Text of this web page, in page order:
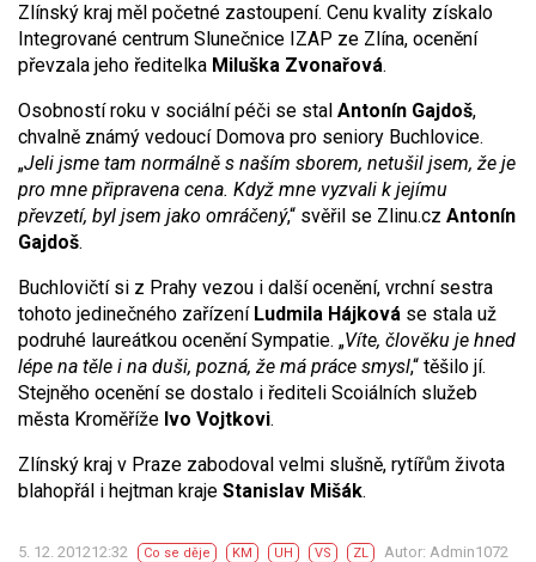
Zlínský kraj měl početné zastoupení. Cenu kvality získalo
Integrované centrum Slunečnice IZAP ze Zlína, ocenění
převzala jeho ředitelka Miluška Zvonařová.
Osobností roku v sociální péči se stal Antonín Gajdoš,
chvalně známý vedoucí Domova pro seniory Buchlovice.
„Jeli jsme tam normálně s naším sborem, netušil jsem, že je
pro mne připravena cena. Když mne vyzvali k jejímu
převzetí, byl jsem jako omráčený,“ svěřil se Zlinu.cz Antonín
Gajdoš.
Buchlovičtí si z Prahy vezou i další ocenění, vrchní sestra
tohoto jedinečného zařízení Ludmila Hájková se stala už
podruhé laureátkou ocenění Sympatie. „Víte, člověku je hned
lépe na těle i na duši, pozná, že má práce smysl,“ těšilo jí.
Stejněho ocenění se dostalo i řediteli Scoiálních služeb
města Kroměříže Ivo Vojtkovi.
Zlínský kraj v Praze zabodoval velmi slušně, rytířům života
blahopřál i hejtman kraje Stanislav Mišák.
5. 12. 201212:32 Co se děje KM UH VS ZL Autor: Admin1072